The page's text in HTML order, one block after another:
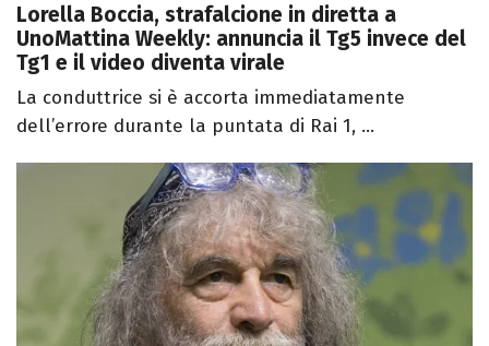
Lorella Boccia, strafalcione in diretta a
UnoMattina Weekly: annuncia il Tg5 invece del
Tg1 e il video diventa virale
La conduttrice si è accorta immediatamente
dell’errore durante la puntata di Rai 1, ...